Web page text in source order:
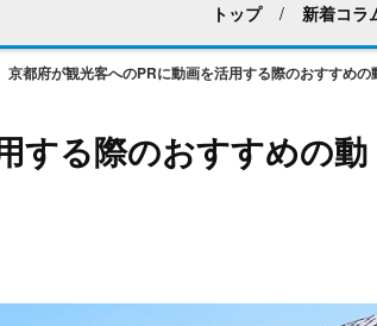
トップ 新着コラ
すべて 採用活動
建築業界
化粧品
ホテ
京都府が観光客へのPRに動画を活用する際のおすすめ
する際のおすすめの動